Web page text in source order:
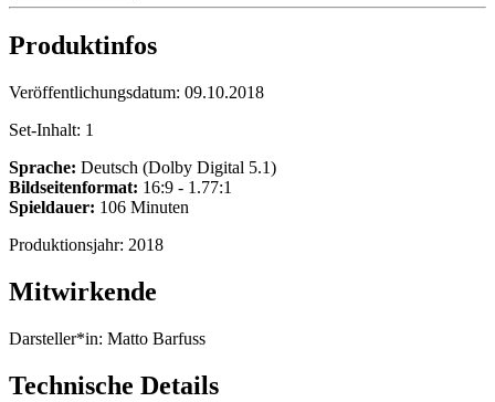
Produktinfos
Veröffentlichungsdatum: 09.10.2018
Set-Inhalt: 1
Sprache: Deutsch (Dolby Digital 5.1)
Bildseitenformat: 16:9 - 1.77:1
Spieldauer: 106 Minuten
Produktionsjahr: 2018
Mitwirkende
Darsteller*in: Matto Barfuss
Technische Details